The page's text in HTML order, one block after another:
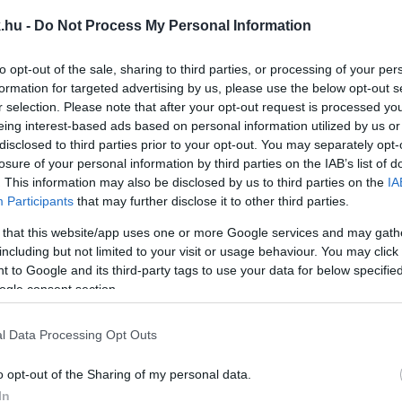
- Do Not Process My Personal Information
opt-out of the sale, sharing to third parties, or processing of your
for targeted advertising by us, please use the below opt-out
selection. Please note that after your opt-out request is processed
interest-based ads based on personal information utilized by us
to third parties prior to your opt-out. You may separately
of your personal information by third parties on the IAB’s list of
This information may also be disclosed by us to third parties on the
Participants that may further disclose it to other third parties.
that this website/app uses one or more Google services and may
but not limited to your visit or usage behaviour. You may
to Google and its third-party tags to use your data for below
consent section.
Data Processing Opt Outs
opt-out of the Sharing of my personal data.
GYŐZELMET ARATOTT
a Mercedes brit pilótája nyerte a vasárnapi
POLE POZÍCIÓBÓL
GYŐZÖTT A FORMA-1 KANADAI NAGYDÍJÁN
célba elsőként a vasárnapi Forma-1-es Kanadai
brit versenyzője győzött.
SZABADEDZÉSEN